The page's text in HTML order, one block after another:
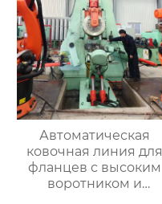
Автоматическая
ковочная линия для
фланцев с высоким
воротником и